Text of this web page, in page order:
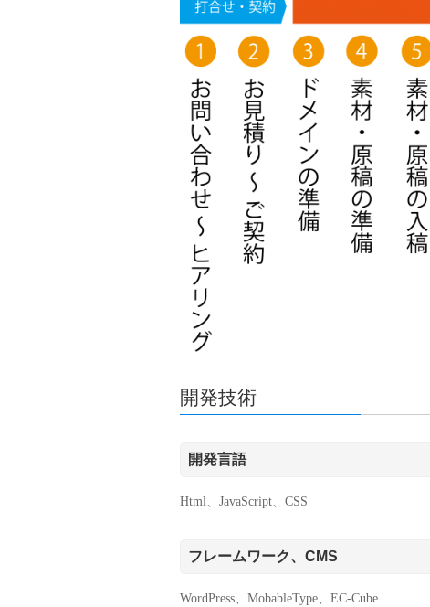
開発技術
開発言語
Html、JavaScript、CSS
フレームワーク、CMS
WordPress、MobableType、EC-Cube